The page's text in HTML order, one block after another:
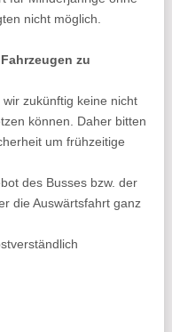
nicht möglich.
zu
zukünftig keine nicht
können. Daher bitten
um frühzeitige
des Busses bzw. der
die Auswärtsfahrt ganz